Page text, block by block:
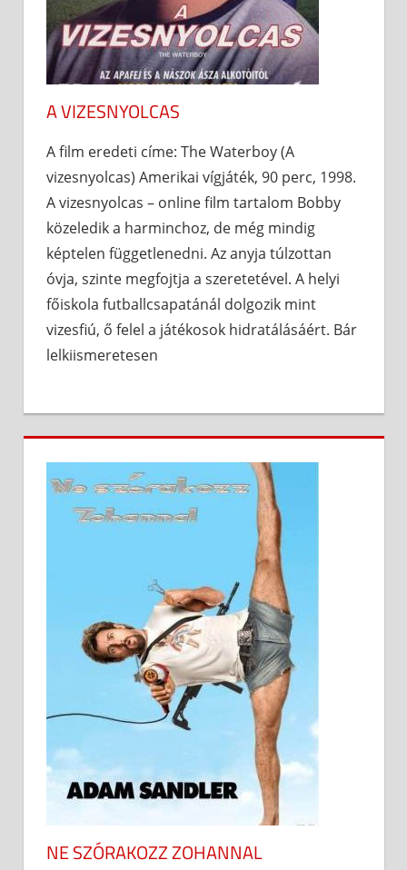
A VIZESNYOLCAS
A film eredeti címe: The Waterboy (A
vizesnyolcas) Amerikai vígjáték, 90 perc, 1998.
A vizesnyolcas – online film tartalom Bobby
közeledik a harminchoz, de még mindig
képtelen függetlenedni. Az anyja túlzottan
óvja, szinte megfojtja a szeretetével. A helyi
főiskola futballcsapatánál dolgozik mint
vizesfiú, ő felel a játékosok hidratálásáért. Bár
lelkiismeretesen
NE SZÓRAKOZZ ZOHANNAL